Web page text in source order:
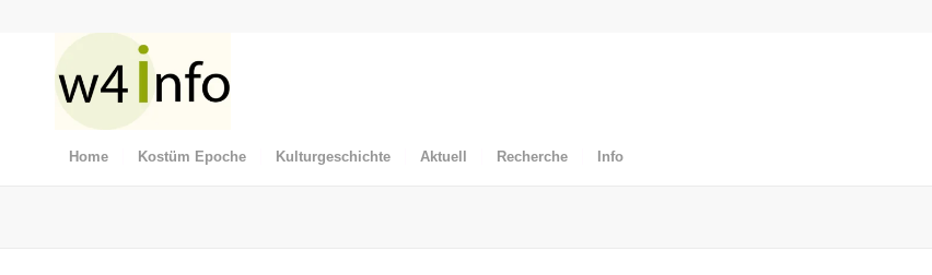
Home Kostüm Epoche Kulturgeschichte Aktuell Recherche Info